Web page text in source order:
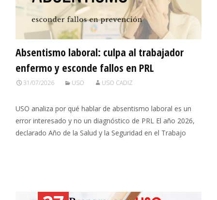
Absentismo laboral: culpa al trabajador
enfermo y esconde fallos en PRL
31/07/2026 USO USO CADIZ
USO analiza por qué hablar de absentismo laboral es un
error interesado y no un diagnóstico de PRL El año 2026,
declarado Año de la Salud y la Seguridad en el Trabajo